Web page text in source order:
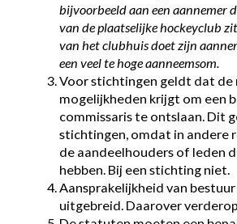
bijvoorbeeld aan een aannemer
van de plaatselijke hockeyclub
van het clubhuis doet zijn
een veel te hoge aanneemsom.
Voor stichtingen geldt dat de
mogelijkheden krijgt om een
commissaris te ontslaan. Dit
stichtingen, omdat in andere
de aandeelhouders of leden
hebben. Bij een stichting niet.
Aansprakelijkheid van
uitgebreid. Daarover